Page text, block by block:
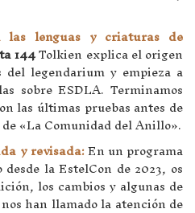
las lenguas y criaturas de
144Tolkien explica el origen
del legendarium y empieza a
sobre ESDLA. Terminamos
las últimas pruebas antes de
«La Comunidad del Anillo».
y revisada:En un programa
la EstelCon de 2023, os
los cambios y algunas de
han llamado la atención de